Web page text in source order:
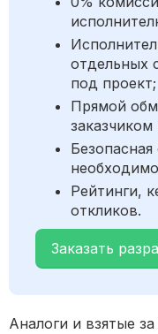
отдельных
под проект;
Прямой
Рейтинги,
откликов.
Заказать
Аналоги и взятые